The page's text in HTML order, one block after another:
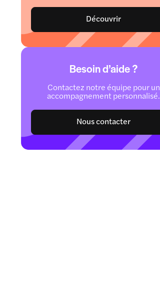
Découvrir
Besoin d’aide ?
Contactez notre équipe pour un
accompagnement personnalisé.
Nous contacter